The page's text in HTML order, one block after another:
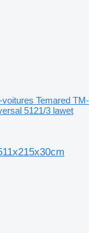
Temared TM-
5121/3 lawet